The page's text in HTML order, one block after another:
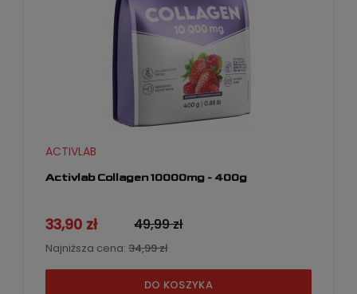
Activlab Collagen 10000mg - 400g
ACTIVLAB
33,90 zł 49,99 zł
Najniższa cena: 34,99 zł
DO KOSZYKA